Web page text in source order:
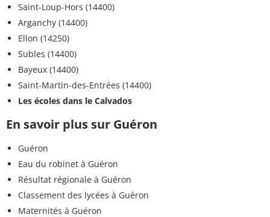
Saint-Loup-Hors (14400)
Arganchy (14400)
Ellon (14250)
Subles (14400)
Bayeux (14400)
Saint-Martin-des-Entrées (14400)
Les écoles dans le Calvados
En savoir plus sur Guéron
Guéron
Eau du robinet à Guéron
Résultat régionale à Guéron
Classement des lycées à Guéron
Maternités à Guéron